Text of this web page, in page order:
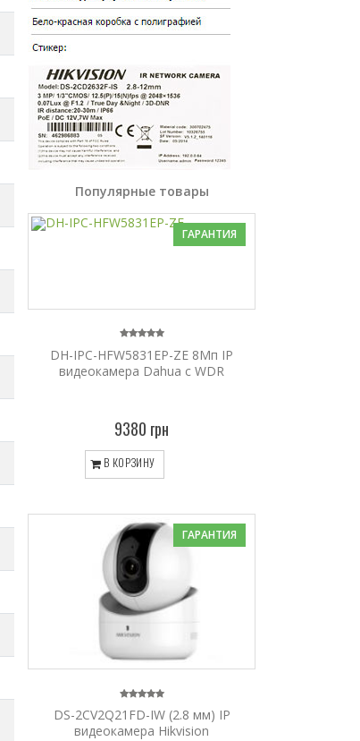
Популярные товары
ГАРАНТИЯ
DH-IPC-HFW5831EP-ZE 8Mп IP
видеокамера Dahua с WDR
9380 грн
В КОРЗИНУ
ГАРАНТИЯ
DS-2CV2Q21FD-IW (2.8 мм) IP
видеокамера Hikvision